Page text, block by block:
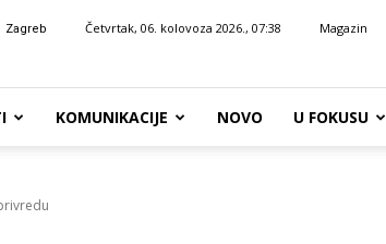
Zagreb Četvrtak, 06. kolovoza 2026., 07:38 Magazin
KOMUNIKACIJE NOVO U FOKUSU